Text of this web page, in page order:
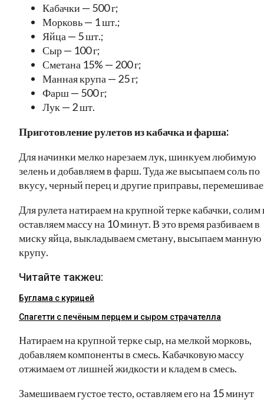
Кабачки — 500 г;
Морковь — 1 шт.;
Яйца — 5 шт.;
Сыр — 100 г;
Сметана 15% — 200 г;
Манная крупа — 25 г;
Фарш — 500 г;
Лук — 2 шт.
Приготовление рулетов из кабачка и фарша:
Для начинки мелко нарезаем лук, шинкуем любимую
зелень и добавляем в фарш. Туда же высыпаем соль по
вкусу, черный перец и другие приправы,
Для рулета натираем на крупной терке кабачки, солим
оставляем массу на 10 минут. В это время разбиваем в
миску яйца, выкладываем сметану, высыпаем манную
крупу.
Читайте такжеu:
Буглама с курицей
Спагетти с печёным перцем и сыром страчателла
Натираем на крупной терке сыр, на мелкой морковь,
добавляем компоненты в смесь. Кабачковую массу
отжимаем от лишней жидкости и кладем в смесь.
Замешиваем густое тесто, оставляем его на 15 минут